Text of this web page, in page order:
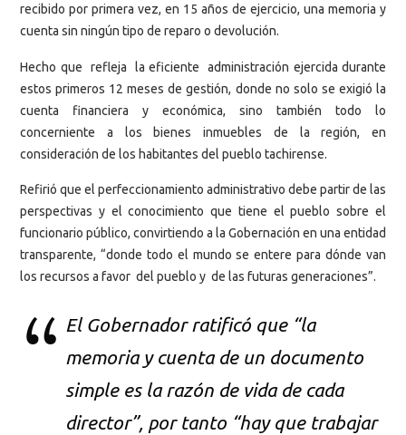
recibido por primera vez, en 15 años de ejercicio, una memoria y
cuenta sin ningún tipo de reparo o devolución.
Hecho que refleja la eficiente administración ejercida durante
estos primeros 12 meses de gestión, donde no solo se exigió la
cuenta financiera y económica, sino también todo lo
concerniente a los bienes inmuebles de la región, en
consideración de los habitantes del pueblo tachirense.
Refirió que el perfeccionamiento administrativo debe partir de las
perspectivas y el conocimiento que tiene el pueblo sobre el
funcionario público, convirtiendo a la Gobernación en una entidad
transparente, “donde todo el mundo se entere para dónde van
los recursos a favor del pueblo y de las futuras generaciones”.
El Gobernador ratificó que “la
memoria y cuenta de un documento
simple es la razón de vida de cada
director”, por tanto “hay que trabajar